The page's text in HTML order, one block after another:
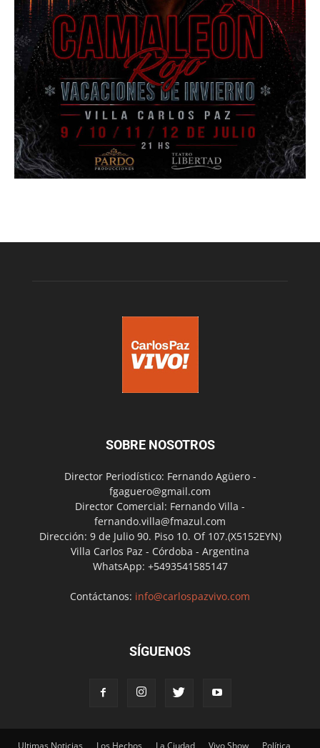
SOBRE NOSOTROS
Director Periodístico: Fernando Agüero -
fgaguero@gmail.com
Director Comercial: Fernando Villa -
fernando.villa@fmazul.com
Dirección: 9 de Julio 90. Piso 10. Of 107.(X5152EYN)
Villa Carlos Paz - Córdoba - Argentina
WhatsApp: +5493541585147
Contáctanos: info@carlospazvivo.com
SÍGUENOS